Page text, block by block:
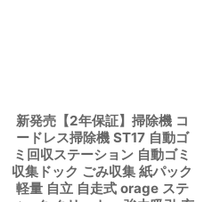
新発売【2年保証】掃除機 コ
ードレス掃除機 ST17 自動ゴ
ミ回収ステーション 自動ゴミ
収集ドック ごみ収集 紙パック
軽量 自立 自走式 orage ステ